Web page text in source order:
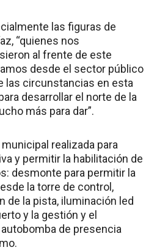
las figuras de
“quienes nos
al frente de este
desde el sector público
las circunstancias en esta
desarrollar el norte de la
más para dar”.
realizada para
y permitir la habilitación de
desmonte para permitir la
la torre de control,
de la pista, iluminación led
y la gestión y el
de presencia